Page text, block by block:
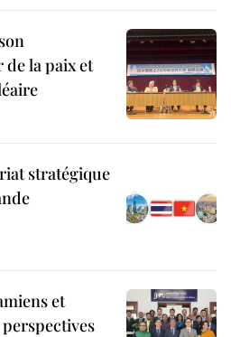
de la paix et
stratégique
et